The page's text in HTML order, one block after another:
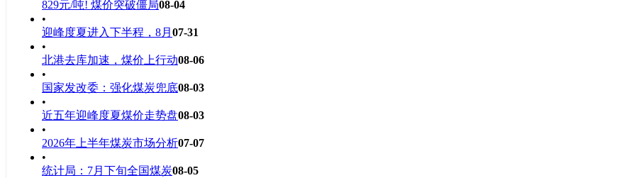
829元/吨! 煤价突破僵局08-04
•
迎峰度夏进入下半程，8月 07-31
•
北港去库加速，煤价上行动08-06
•
国家发改委：强化煤炭兜底08-03
•
近五年迎峰度夏煤价走势盘08-03
•
2026年上半年煤炭市场分析07-07
•
统计局：7月下旬全国煤炭08-05